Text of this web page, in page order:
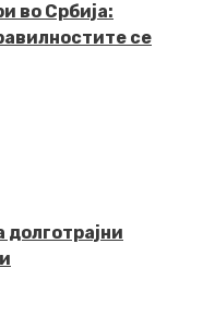
во Србија:
се
долготрајни